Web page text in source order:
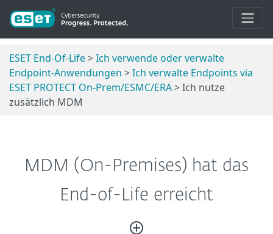
ESET End-Of-Life>Ich verwende oder verwalte
Endpoint-Anwendungen >Ich verwalte Endpoints via
ESET PROTECT On-Prem/ESMC/ERA> Ich nutze
zusätzlich MDM
MDM (On-Premises) hat das
End-of-Life erreicht